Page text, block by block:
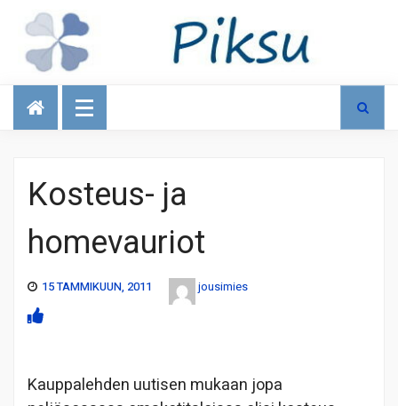
Talous
Kosteus- ja
homevauriot
15 TAMMIKUUN, 2011 jousimies
Kauppalehden uutisen mukaan jopa